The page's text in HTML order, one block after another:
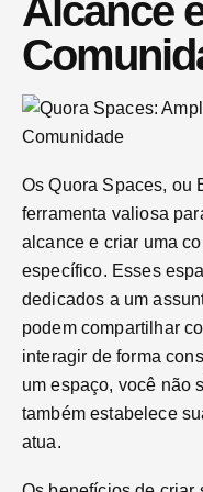
Alcance
Os Quora Spaces, ou
ferramenta valiosa
alcance e criar uma
específico. Esses
dedicados a um
podem compartilhar
interagir de forma
um espaço, você não
também estabelece
atua.